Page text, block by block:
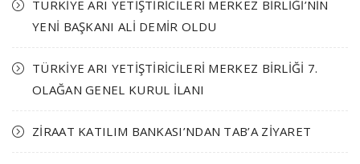
TÜRKİYE ARI YETİŞTİRİCİLERİ MERKEZ BİRLİĞİ’NİN
YENİ BAŞKANI ALİ DEMİR OLDU
TÜRKİYE ARI YETİŞTİRİCİLERİ MERKEZ BİRLİĞİ 7.
OLAĞAN GENEL KURUL İLANI
ZİRAAT KATILIM BANKASI’NDAN TAB’A ZİYARET